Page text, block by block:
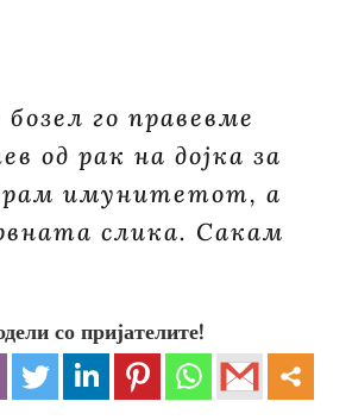
го правевме
од рак на дојка за
имунитетот, а
слика. Сакам
со пријателите!